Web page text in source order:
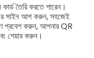
তৈরি করতে পারেন।
সাইন আপ করুন, সহজেই
প্রবেশ করুন, আপনার QR
শেয়ার করুন।